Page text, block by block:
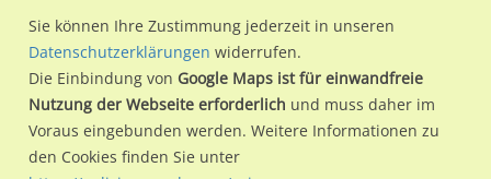
Sie können Ihre Zustimmung jederzeit in unseren
Datenschutzerklärungen widerrufen.
Die Einbindung von Google Maps ist für einwandfreie
Nutzung der Webseite erforderlich und muss daher im
Voraus eingebunden werden. Weitere Informationen zu
den Cookies finden Sie unter